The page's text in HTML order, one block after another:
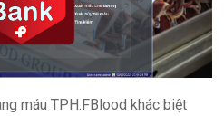
máu TPH.FBlood khác biệt